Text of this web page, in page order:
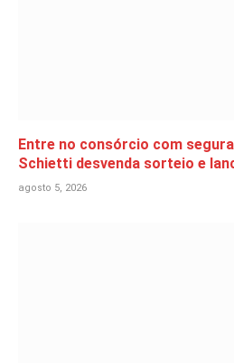
Entre no consórcio com
Schietti desvenda sorteio e
agosto 5, 2026